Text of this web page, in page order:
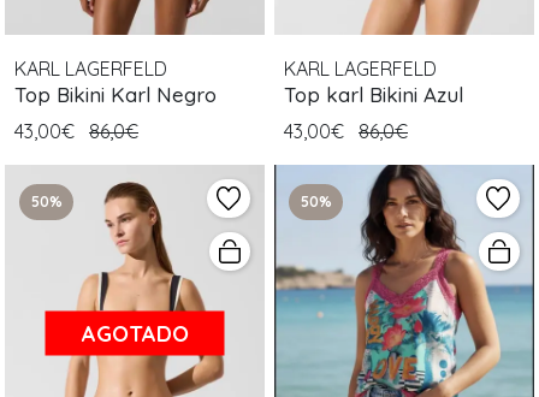
KARL LAGERFELD
Top Bikini Karl Negro
43,00€ 86,0€
KARL LAGERFELD
Top karl Bikini Azul
43,00€ 86,0€
50%
AGOTADO
50%